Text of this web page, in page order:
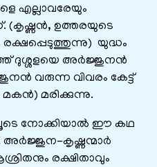
എല്ലാവരേയും
(കൃഷ്ണന്‍, ഉത്തരയുടെ
രക്ഷപ്പെടുത്തുന്നു) യുദ്ധം
ദുശ്ശളയെ അര്‍ജ്ജുനന്‍
വരുന്ന വിവരം കേട്ട്‌
മകന്‍) മരിക്കുന്നു.
നോക്കിയാല്‍ ഈ കഥ
അര്‍ജ്ജുന-കൃഷ്ണന്മാര്‍
രക്ഷിതാവും